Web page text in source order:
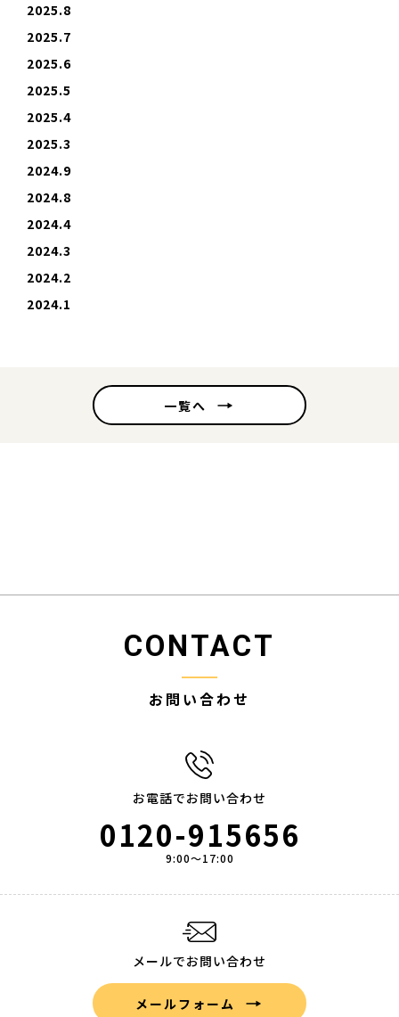
2025.8
2025.7
2025.6
2025.5
2025.4
2025.3
2024.9
2024.8
2024.4
2024.3
2024.2
2024.1
一覧へ
CONTACT
お問い合わせ
お電話でお問い合わせ
0120-915656
9:00～17:00
メールでお問い合わせ
メールフォーム